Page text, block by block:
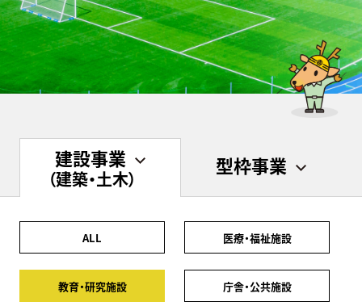
建設事業
（建築・土木）
型枠事業
ALL 医療・福祉施設
教育・研究施設 庁舎・公共施設